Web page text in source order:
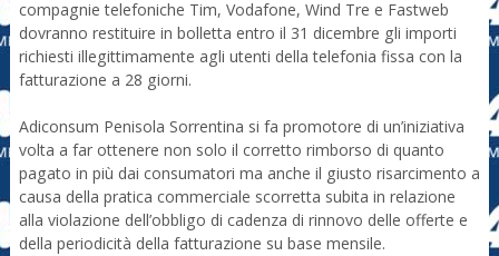
compagnie telefoniche Tim, Vodafone, Wind Tre e Fastweb
dovranno restituire in bolletta entro il 31 dicembre gli importi
richiesti illegittimamente agli utenti della telefonia fissa con la
fatturazione a 28 giorni.
Adiconsum Penisola Sorrentina si fa promotore di un’iniziativa
volta a far ottenere non solo il corretto rimborso di quanto
pagato in più dai consumatori ma anche il giusto risarcimento a
causa della pratica commerciale scorretta subita in relazione
alla violazione dell’obbligo di cadenza di rinnovo delle offerte e
della periodicità della fatturazione su base mensile.